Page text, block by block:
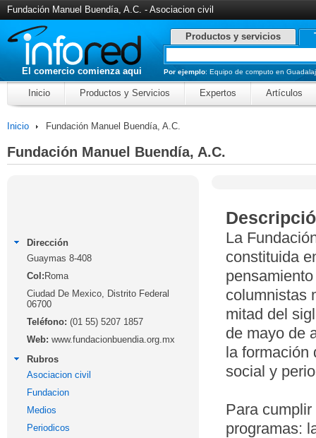
Fundación Manuel Buendía, A.C. - Asociacion civil
El comercio comienza aqui
Productos y servicios
Por ejemplo: Equipo de computo en
Inicio Productos y Servicios Expertos Artículos
Inicio Fundación Manuel Buendía, A.C.
Fundación Manuel Buendía, A.C.
Dirección
Guaymas 8-408
Col: Roma
Ciudad De Mexico, Distrito Federal
06700
Teléfono: (01 55) 5207 1857
Web: www.fundacionbuendia.org.mx
Rubros
Asociacion civil
Fundacion
Medios
Periodicos
La
constituida
columnistas
mitad del
de mayo de
la formación
social y
Para
programas: